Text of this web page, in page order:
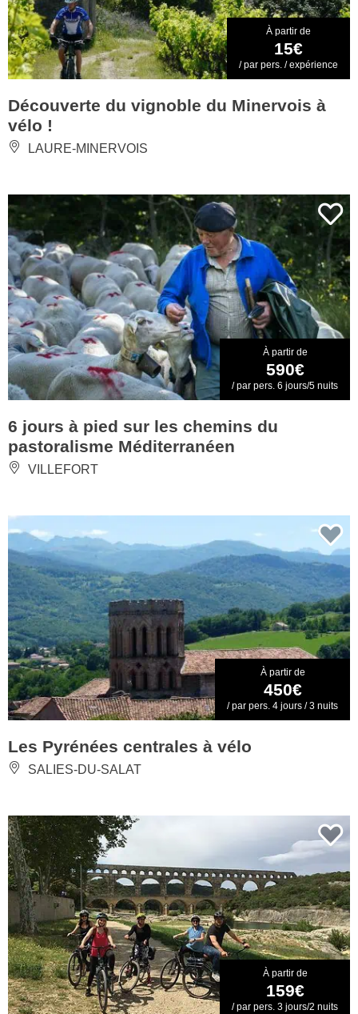
À partir de
15€
/ par pers. / expérience
Découverte du vignoble du Minervois à
vélo !
LAURE-MINERVOIS
À partir de
590€
/ par pers. 6 jours/5 nuits
6 jours à pied sur les chemins du
pastoralisme Méditerranéen
VILLEFORT
À partir de
450€
/ par pers. 4 jours / 3 nuits
Les Pyrénées centrales à vélo
SALIES-DU-SALAT
À partir de
159€
/ par pers. 3 jours/2 nuits